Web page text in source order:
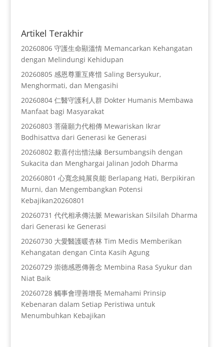
Artikel Terakhir
20260806 守護生命顯溫情 Memancarkan Kehangatan
dengan Melindungi Kehidupan
20260805 感恩尊重互疼惜 Saling Bersyukur,
Menghormati, dan Mengasihi
20260804 仁醫守護利人群 Dokter Humanis Membawa
Manfaat bagi Masyarakat
20260803 菩薩願力代相傳 Mewariskan Ikrar
Bodhisattva dari Generasi ke Generasi
20260802 歡喜付出惜法緣 Bersumbangsih dengan
Sukacita dan Menghargai Jalinan Jodoh Dharma
202660801 心寬念純展良能 Berlapang Hati, Berpikiran
Murni, dan Mengembangkan Potensi
Kebajikan20260801
20260731 代代相承傳法脈 Mewariskan Silsilah Dharma
dari Generasi ke Generasi
20260730 大愛醫護暖杏林 Tim Medis Memberikan
Kehangatan dengan Cinta Kasih Agung
20260729 崇德感恩傳善念 Membina Rasa Syukur dan
Niat Baik
20260728 觸事會理善增長 Memahami Prinsip
Kebenaran dalam Setiap Peristiwa untuk
Menumbuhkan Kebajikan